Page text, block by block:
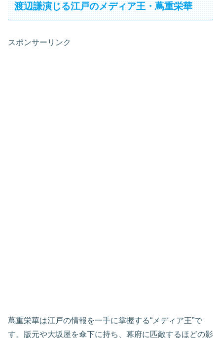
渡辺謙演じる江戸のメディア王・蔦重栄華
スポンサーリンク
蔦重栄華は江戸の情報を一手に掌握する“メディア王”で
す。版元や大坂屋を傘下に持ち、幕府に匹敵するほどの影